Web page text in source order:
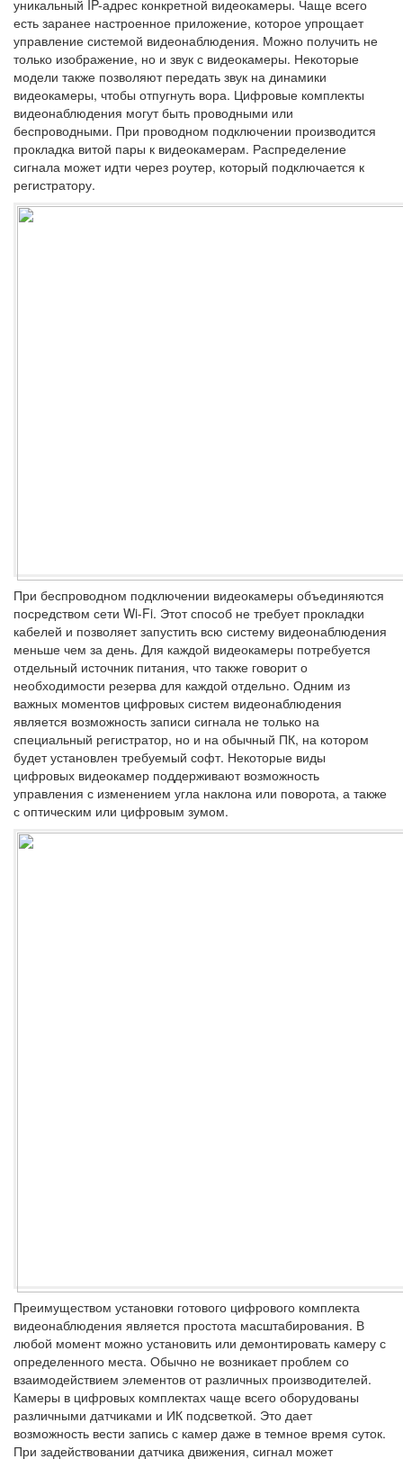
уникальный IP-адрес конкретной видеокамеры. Чаще всего
есть заранее настроенное приложение, которое упрощает
управление системой видеонаблюдения. Можно получить не
только изображение, но и звук с видеокамеры. Некоторые
модели также позволяют передать звук на динамики
видеокамеры, чтобы отпугнуть вора. Цифровые комплекты
видеонаблюдения могут быть проводными или
беспроводными. При проводном подключении производится
прокладка витой пары к видеокамерам. Распределение
сигнала может идти через роутер, который подключается к
регистратору.
При беспроводном подключении видеокамеры объединяются
посредством сети Wi-Fi. Этот способ не требует прокладки
кабелей и позволяет запустить всю систему видеонаблюдения
меньше чем за день. Для каждой видеокамеры потребуется
отдельный источник питания, что также говорит о
необходимости резерва для каждой отдельно. Одним из
важных моментов цифровых систем видеонаблюдения
является возможность записи сигнала не только на
специальный регистратор, но и на обычный ПК, на котором
будет установлен требуемый софт. Некоторые виды
цифровых видеокамер поддерживают возможность
управления с изменением угла наклона или поворота, а также
с оптическим или цифровым зумом.
Преимуществом установки готового цифрового комплекта
видеонаблюдения является простота масштабирования. В
любой момент можно установить или демонтировать камеру с
определенного места. Обычно не возникает проблем со
взаимодействием элементов от различных производителей.
Камеры в цифровых комплектах чаще всего оборудованы
различными датчиками и ИК подсветкой. Это дает
возможность вести запись с камер даже в темное время суток.
При задействовании датчика движения, сигнал может